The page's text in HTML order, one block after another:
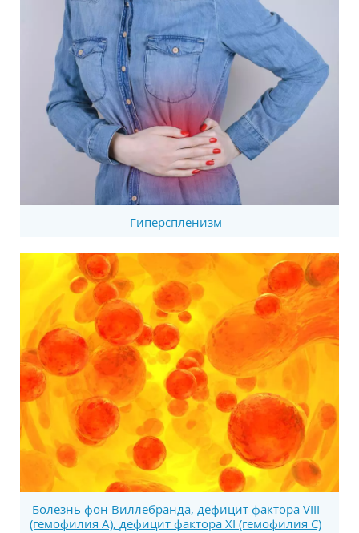
Гиперспленизм
Болезнь фон Виллебранда, дефицит фактора VIII
(гемофилия А), дефицит фактора XI (гемофилия С)